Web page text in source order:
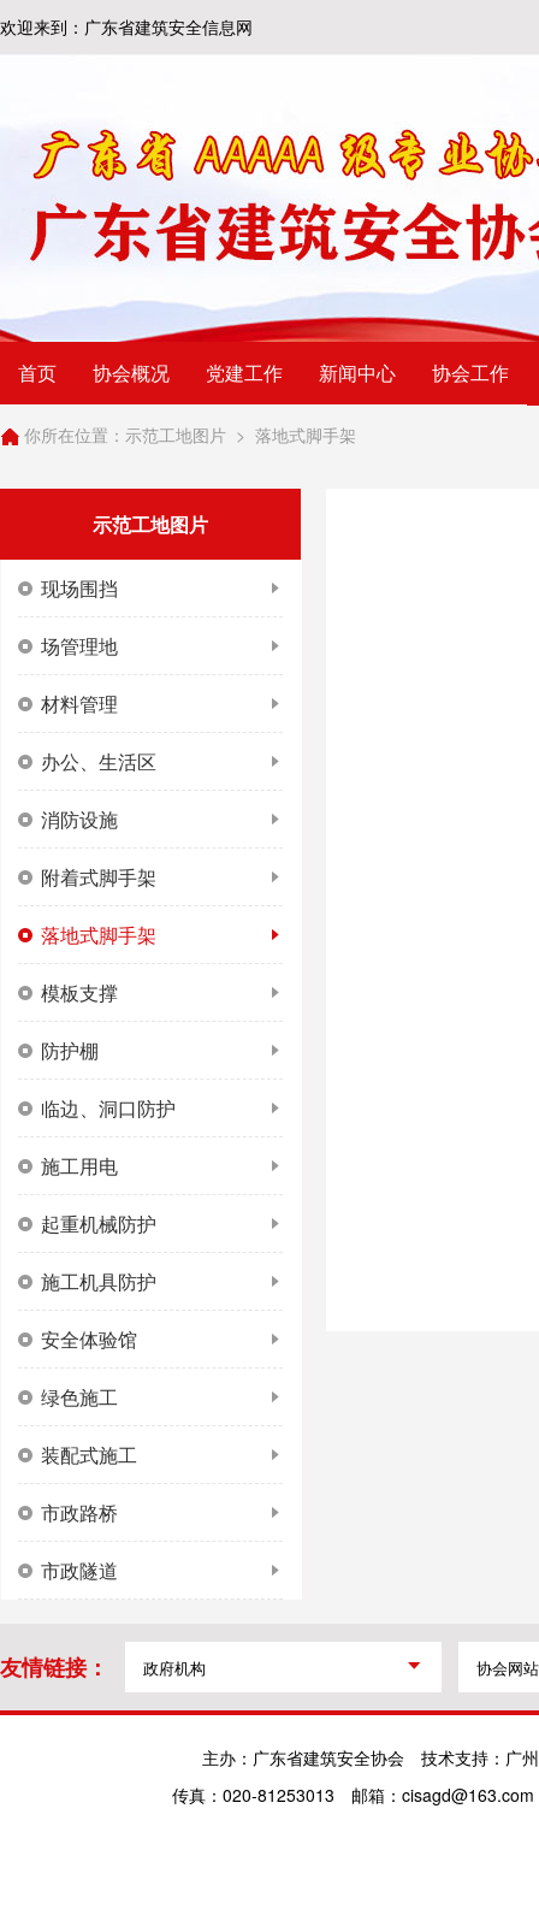
欢迎来到：广东省建筑安全信息网
首页 协会概况 党建工作 新闻中心 协会工作
你所在位置： 示范工地图片 > 落地式脚手架
示范工地图片
现场围挡
场管理地
材料管理
办公、生活区
消防设施
附着式脚手架
落地式脚手架
模板支撑
防护棚
临边、洞口防护
施工用电
起重机械防护
施工机具防护
安全体验馆
绿色施工
装配式施工
市政路桥
市政隧道
友情链接：
主办：广东省建筑安全协会
技术支持：广
传真：020-81253013
邮箱：cisagd@163.com